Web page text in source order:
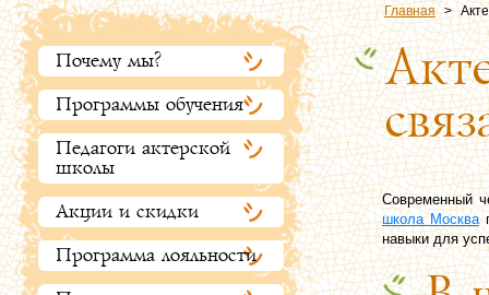
Почему мы?
Программы обучения
Педагоги актерской
школы
Акции и скидки
Программа лояльности
Главная >
Современный
школа Москва
навыки для